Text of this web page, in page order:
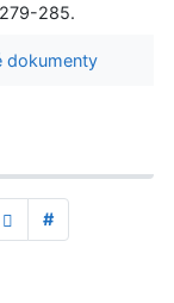
285.
dokumenty
#